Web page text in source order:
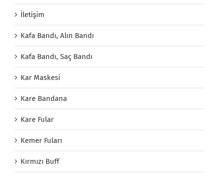
İletişim
Kafa Bandı, Alın Bandı
Kafa Bandı, Saç Bandı
Kar Maskesi
Kare Bandana
Kare Fular
Kemer Fuları
Kırmızı Buff